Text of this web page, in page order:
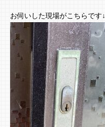
お伺いした現場がこちらです↓